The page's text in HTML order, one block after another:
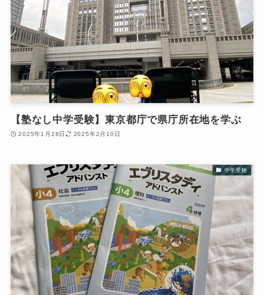
【塾なし中学受験】東京都庁で県庁所在地を学ぶ
2025年1月28日 2025年2月10日
中学受験